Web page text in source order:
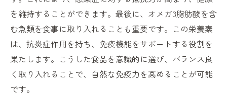
を維持することができます。最後に、オメガ3脂肪酸を含
む魚類を食事に取り入れることも重要です。この栄養素
は、抗炎症作用を持ち、免疫機能をサポートする役割を
果たします。こうした食品を意識的に選び、バランス良
く取り入れることで、自然な免疫力を高めることが可能
です。